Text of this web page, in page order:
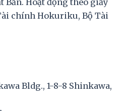
chính Hokuriku, Bộ Tài
Bldg., 1-8-8 Shinkawa,